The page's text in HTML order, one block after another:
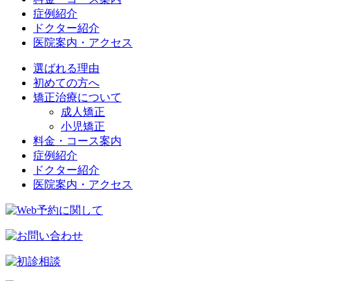
症例紹介
ドクター紹介
医院案内・アクセス
選ばれる理由
初めての方へ
矯正治療について
成人矯正
小児矯正
料金・コース案内
症例紹介
ドクター紹介
医院案内・アクセス